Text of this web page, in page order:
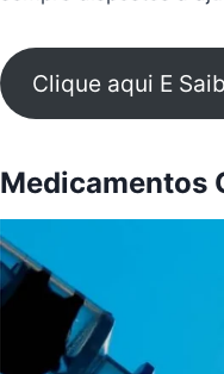
Clique aqui E
Medicamentos